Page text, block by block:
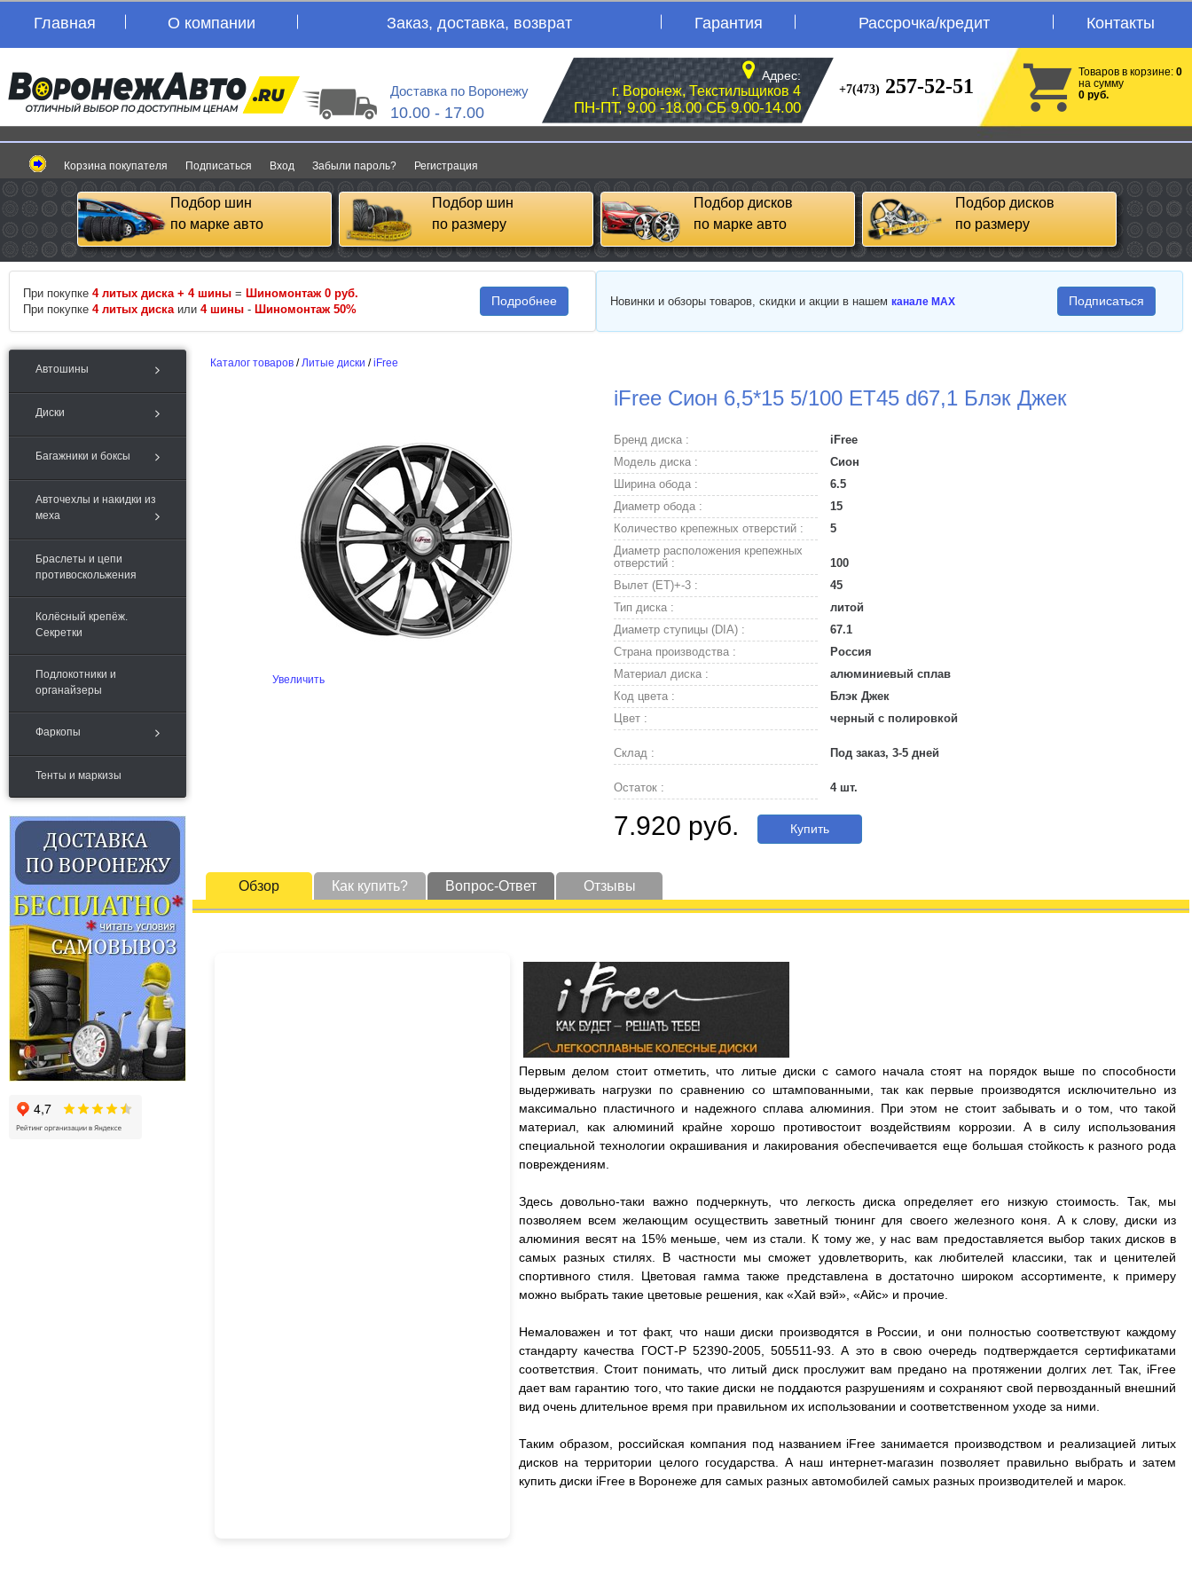
Главная О компании Заказ, доставка, возврат Гарантия Рассрочка/кредит Контакты
Доставка по Воронежу
10.00 - 17.00
Адрес:
г. Воронеж, Текстильщиков 4
ПН-ПТ, 9.00 -18.00 СБ 9.00-14.00
+7(473) 257-52-51
Товаров в корзине: 0
на сумму
0 руб.
Корзина покупателя Подписаться Вход Забыли пароль? Регистрация
Подбор шин
по марке авто
Подбор шин
по размеру
Подбор дисков
по марке авто
Подбор дисков
по размеру
При покупке 4 литых диска + 4 шины = Шиномонтаж 0 руб.
При покупке 4 литых диска или 4 шины - Шиномонтаж 50%
Подробнее Новинки и обзоры товаров, скидки и акции в нашем канале MAX Подписаться
Автошины
Диски
Багажники и боксы
Авточехлы и накидки из
меха
Браслеты и цепи
противоскольжения
Колёсный крепёж.
Секретки
Подлокотники и
органайзеры
Фаркопы
Тенты и маркизы
Каталог товаров /Литые диски /iFree
iFree Сион 6,5*15 5/100 ET45 d67,1 Блэк Джек
Увеличить
Бренд диска :
iFree
Модель диска :
Сион
Ширина обода :
6.5
Диаметр обода :
15
Количество крепежных отверстий :
5
Диаметр расположения крепежных
отверстий :
100
Вылет (ET)+-3 :
45
Тип диска :
литой
Диаметр ступицы (DIA) :
67.1
Страна производства :
Россия
Материал диска :
алюминиевый сплав
Код цвета :
Блэк Джек
Цвет :
черный с полировкой
Склад : Под заказ, 3-5 дней
Остаток : 4 шт.
7.920 руб. Купить
Обзор Как купить? Вопрос-Ответ Отзывы
Первым делом стоит отметить, что литые диски с самого начала стоят на порядок выше по способности
выдерживать нагрузки по сравнению со штампованными, так как первые производятся исключительно из
максимально пластичного и надежного сплава алюминия. При этом не стоит забывать и о том, что такой
материал, как алюминий крайне хорошо противостоит воздействиям коррозии. А в силу использования
специальной технологии окрашивания и лакирования обеспечивается еще большая стойкость к разного рода
повреждениям.
Здесь довольно-таки важно подчеркнуть, что легкость диска определяет его низкую стоимость. Так, мы
позволяем всем желающим осуществить заветный тюнинг для своего железного коня. А к слову, диски из
алюминия весят на 15% меньше, чем из стали. К тому же, у нас вам предоставляется выбор таких дисков в
самых разных стилях. В частности мы сможет удовлетворить, как любителей классики, так и ценителей
спортивного стиля. Цветовая гамма также представлена в достаточно широком ассортименте, к примеру
можно выбрать такие цветовые решения, как «Хай вэй», «Айс» и прочие.
Немаловажен и тот факт, что наши диски производятся в России, и они полностью соответствуют каждому
стандарту качества ГОСТ-Р 52390-2005, 505511-93. А это в свою очередь подтверждается сертификатами
соответствия. Стоит понимать, что литый диск прослужит вам предано на протяжении долгих лет. Так, iFree
дает вам гарантию того, что такие диски не поддаются разрушениям и сохраняют свой первозданный внешний
вид очень длительное время при правильном их использовании и соответственном уходе за ними.
Таким образом, российская компания под названием iFree занимается производством и реализацией литых
дисков на территории целого государства. А наш интернет-магазин позволяет правильно выбрать и затем
купить диски iFree в Воронеже для самых разных автомобилей самых разных производителей и марок.